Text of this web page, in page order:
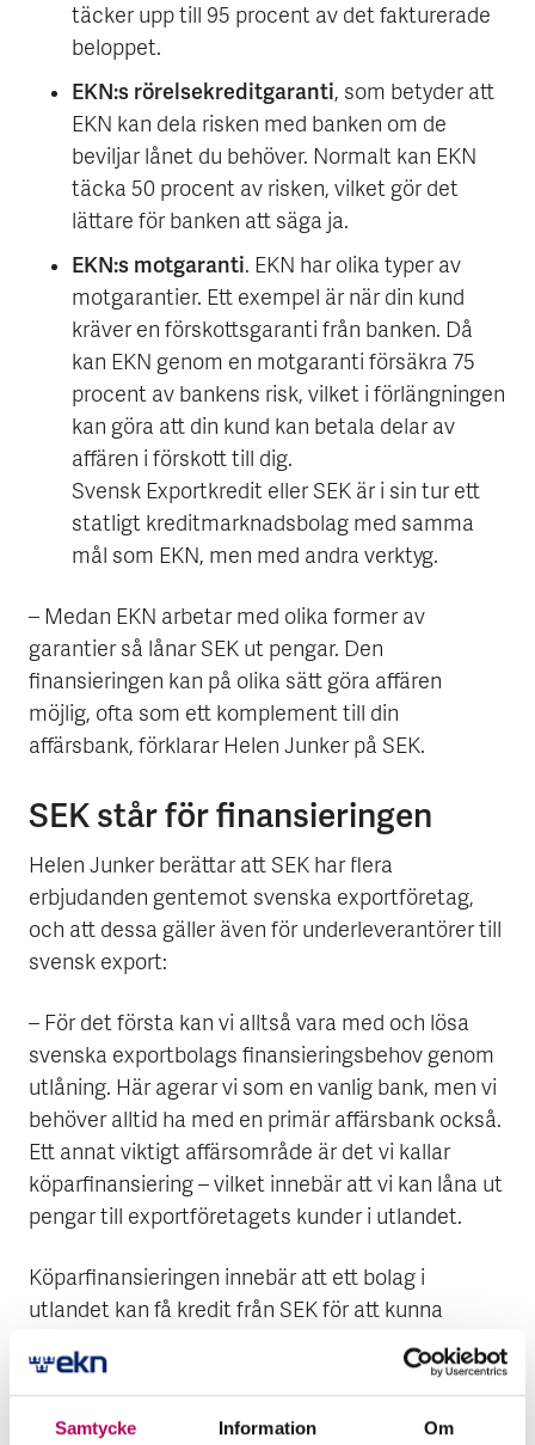
Samtycke Information Om
täcker upp till 95 procent av det fakturerade
beloppet.
EKN:s rörelsekreditgaranti, som betyder att
EKN kan dela risken med banken om de
beviljar lånet du behöver. Normalt kan EKN
täcka 50 procent av risken, vilket gör det
lättare för banken att säga ja.
EKN:s motgaranti. EKN har olika typer av
motgarantier. Ett exempel är när din kund
kräver en förskottsgaranti från banken. Då
kan EKN genom en motgaranti försäkra 75
procent av bankens risk, vilket i förlängningen
kan göra att din kund kan betala delar av
affären i förskott till dig.
Svensk Exportkredit eller SEK är i sin tur ett
statligt kreditmarknadsbolag med samma
mål som EKN, men med andra verktyg.
– Medan EKN arbetar med olika former av
garantier så lånar SEK ut pengar. Den
finansieringen kan på olika sätt göra affären
möjlig, ofta som ett komplement till din
affärsbank, förklarar Helen Junker på SEK.
SEK står för finansieringen
Helen Junker berättar att SEK har flera
erbjudanden gentemot svenska exportföretag,
och att dessa gäller även för underleverantörer till
svensk export:
– För det första kan vi alltså vara med och lösa
svenska exportbolags finansieringsbehov genom
utlåning. Här agerar vi som en vanlig bank, men vi
behöver alltid ha med en primär affärsbank också.
Ett annat viktigt affärsområde är det vi kallar
köparfinansiering – vilket innebär att vi kan låna ut
pengar till exportföretagets kunder i utlandet.
Köparfinansieringen innebär att ett bolag i
utlandet kan få kredit från SEK för att kunna
handla svenska varor och tjänster. Pengarna
betalas ut direkt till exportföretaget i Sverige, och